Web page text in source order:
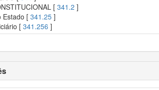
[ 341.2 ]
Estado [341.25 ]
[ 341.256 ]